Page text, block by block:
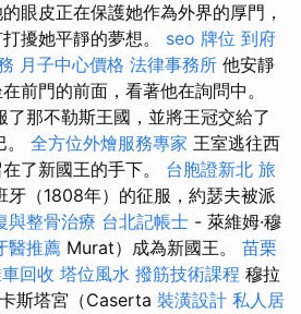
眼皮正在保護她作為外界的厚門，
擾她平靜的夢想。 seo 牌位 到府
月子中心價格 法律事務所 他安靜
前門的前面，看著他在詢問中。
那不勒斯王國，並將王冠交給了
全方位外燴服務專家 王室逃往西
了新國王的手下。 台胞證新北 旅
牙（1808年）的征服，約瑟夫被派
與整骨治療 台北記帳士 - 萊維姆·穆
醫推薦 Murat）成為新國王。 苗栗
回收 塔位風水 撥筋技術課程 穆拉
斯塔宮（Caserta 裝潢設計 私人居